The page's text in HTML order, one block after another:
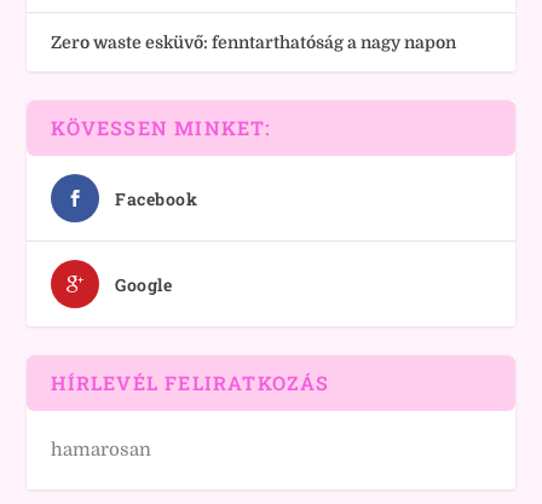
Zero waste esküvő: fenntarthatóság a nagy napon
KÖVESSEN MINKET:
Facebook
Google
HÍRLEVÉL FELIRATKOZÁS
hamarosan